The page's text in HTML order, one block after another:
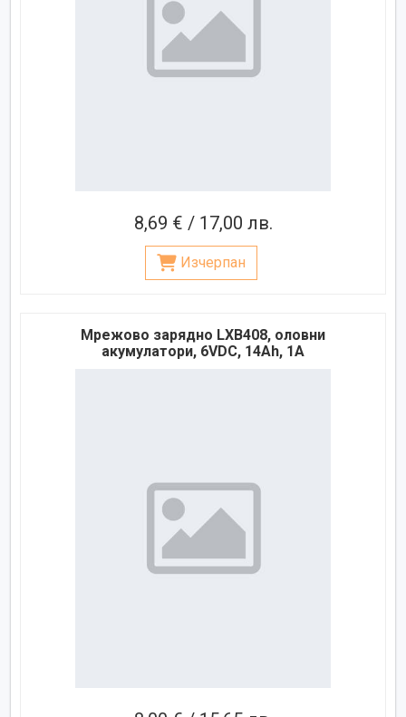
8,69 € / 17,00 лв.
Изчерпан
Мрежово зарядно LXB408, оловни
акумулатори, 6VDC, 14Ah, 1A